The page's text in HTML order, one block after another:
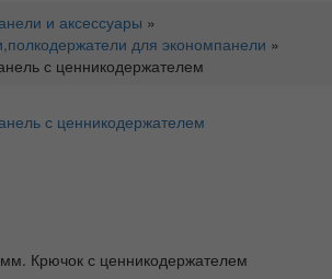
и аксессуары »
для экономпанели »
с ценникодержателем
Крючок с ценникодержателем